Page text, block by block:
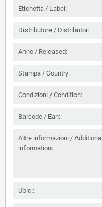
Etichetta / Label:
Distributore / Distributor:
Anno / Released:
Stampa / Country:
Condizioni / Condition:
Barcode / Ean:
Altre informazioni / Additional
information:
Ubic.: